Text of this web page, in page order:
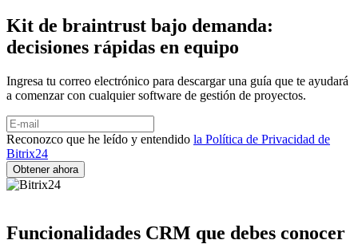
Kit de braintrust bajo demanda:
decisiones rápidas en equipo
Ingresa tu correo electrónico para descargar una guía que te ayudará
a comenzar con cualquier software de gestión de proyectos.
Reconozco que he leído y entendido la Política de Privacidad de
Bitrix24
Funcionalidades CRM que debes conocer